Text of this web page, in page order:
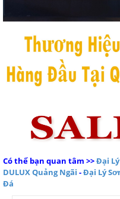
Có thể bạn quan tâm >>Đại
DULUX Quảng Ngãi -Đại Lý
Đá